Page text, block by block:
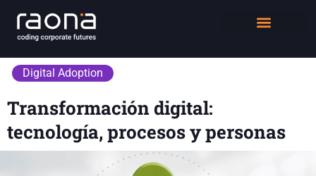
Digital Adoption
Transformación digital:
tecnología, procesos y personas